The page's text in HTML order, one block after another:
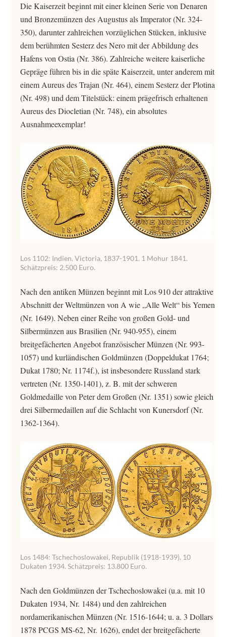
Die Kaiserzeit beginnt mit einer kleinen Serie von Denaren
und Bronzemünzen des Augustus als Imperator (Nr. 324-
350), darunter zahlreichen vorzüglichen Stücken, inklusive
dem berühmten Sesterz des Nero mit der Abbildung des
Hafens von Ostia (Nr. 386). Zahlreiche weitere kaiserliche
Gepräge führen bis in die späte Kaiserzeit, unter anderem mit
einem Aureus des Trajan (Nr. 464), einem Sesterz der Plotina
(Nr. 498) und dem Titelstück: einem prägefrisch erhaltenen
Aureus des Diocletian (Nr. 748), ein absolutes
Ausnahmeexemplar!
Los 1102: Indien. Victoria, 1837-1901. 1 Mohur 1841.
Schätzpreis: 2.500 Euro.
Nach den antiken Münzen beginnt mit Los 910 der attraktive
Abschnitt der Weltmünzen von A wie „Alle Welt“ bis Yemen
(Nr. 1649). Neben einer Reihe von großen Gold- und
Silbermünzen aus Brasilien (Nr. 940-955), einem
breitgefächerten Angebot französischer Münzen (Nr. 993-
1057) und kurländischen Goldmünzen (Doppeldukat 1764;
Dukat 1780; Nr. 1174f.), ist insbesondere Russland stark
vertreten (Nr. 1350-1401), z. B. mit der schweren
Goldmedaille von Peter dem Großen (Nr. 1351) sowie gleich
drei Silbermedaillen auf die Schlacht von Kunersdorf (Nr.
1362-1364).
Los 1484: Tschechoslowakei, Republik (1918-1939). 10
Dukaten 1934. Schätzpreis: 13.800 Euro.
Nach den Goldmünzen der Tschechoslowakei (u.a. mit 10
Dukaten 1934, Nr. 1484) und den zahlreichen
nordamerikanischen Münzen (Nr. 1516-1644; u. a. 3 Dollars
1878 PCGS MS-62, Nr. 1626), endet der breitgefächerte